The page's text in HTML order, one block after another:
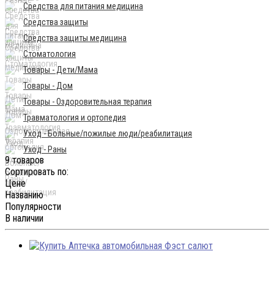
Средства для питания медицина
Средства защиты
Средства защиты медицина
Стоматология
Товары - Дети/Мама
Товары - Дом
Товары - Оздоровительная терапия
Травматология и ортопедия
Уход - Больные/пожилые люди/реабилитация
Уход - Раны
9 товаров
Сортировать по:
Цене
Названию
Популярности
В наличии